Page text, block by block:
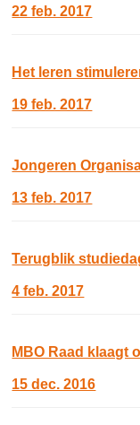
22 feb. 2017
Het leren
19 feb. 2017
Jongeren
13 feb. 2017
Terugblik
4 feb. 2017
MBO Raad klaagt
15 dec. 2016